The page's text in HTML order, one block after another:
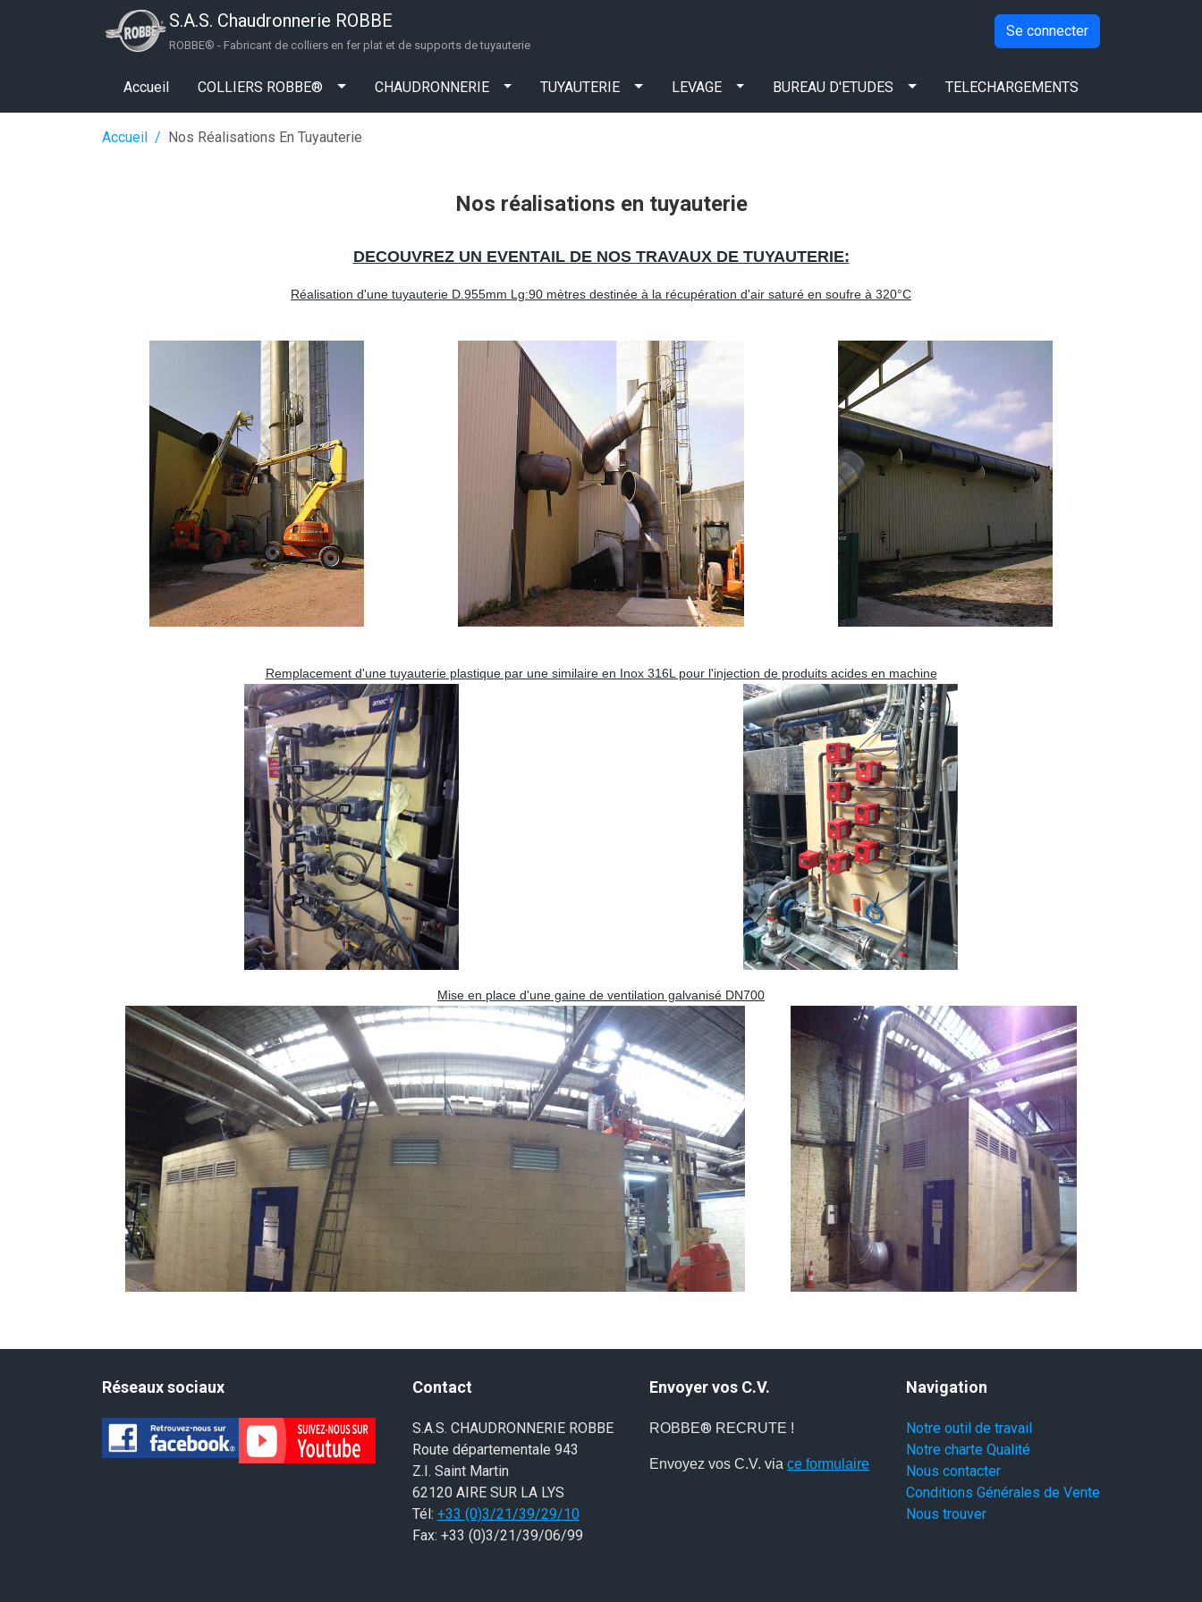
Aller au contenu principal
S.A.S. Chaudronnerie ROBBE
ROBBE® - Fabricant de colliers en fer plat et de supports de tuyauterie
Se connecter
Accueil COLLIERS ROBBE® COLLIERS ROBBE®
CHAUDRONNERIE CHAUDRONNERIE
TUYAUTERIE TUYAUTERIE
LEVAGE LEVAGEBUREAU D'ETUDES BUREAU D'ETUDES
TELECHARGEMENTS
Accueil Nos Réalisations En Tuyauterie
Nos réalisations en tuyauterie
DECOUVREZ UN EVENTAIL DE NOS TRAVAUX DE TUYAUTERIE:
Réalisation d'une tuyauterie D.955mm Lg:90 mètres destinée à la récupération d'air saturé en soufre à 320°C
Remplacement d'une tuyauterie plastique par une similaire en Inox 316L pour l'injection de produits acides en machine
Mise en place d'une gaine de ventilation galvanisé DN700
Réseaux sociaux Contact
S.A.S. CHAUDRONNERIE ROBBE
Route départementale 943
Z.I. Saint Martin
62120 AIRE SUR LA LYS
Tél: +33 (0)3/21/39/29/10
Fax: +33 (0)3/21/39/06/99
Envoyer vos C.V.
ROBBE® RECRUTE !
Envoyez vos C.V. viace formulaire
Navigation
Notre outil de travail
Notre charte Qualité
Nous contacter
Conditions Générales de Vente
Nous trouver